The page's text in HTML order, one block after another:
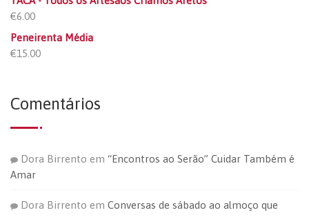
€6.00
Peneirenta Média
€15.00
Comentários
Dora Birrento em “Encontros ao Serão” Cuidar Também é
Amar
Dora Birrento em Conversas de sábado ao almoço que